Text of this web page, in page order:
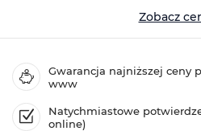
Zobacz
Gwarancja najniższej ceny
www
Natychmiastowe
online)